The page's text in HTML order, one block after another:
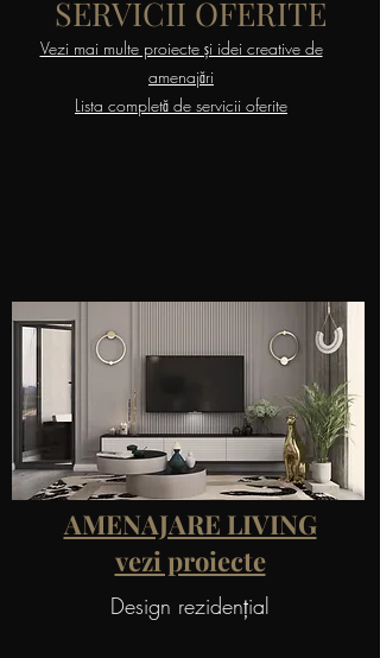
SERVICII OFERITE
Vezi mai multe proiecte şi idei creative de
amenajări
Lista completă de servicii oferite
AMENAJARE LIVING
vezi proiecte
Design rezidenţial